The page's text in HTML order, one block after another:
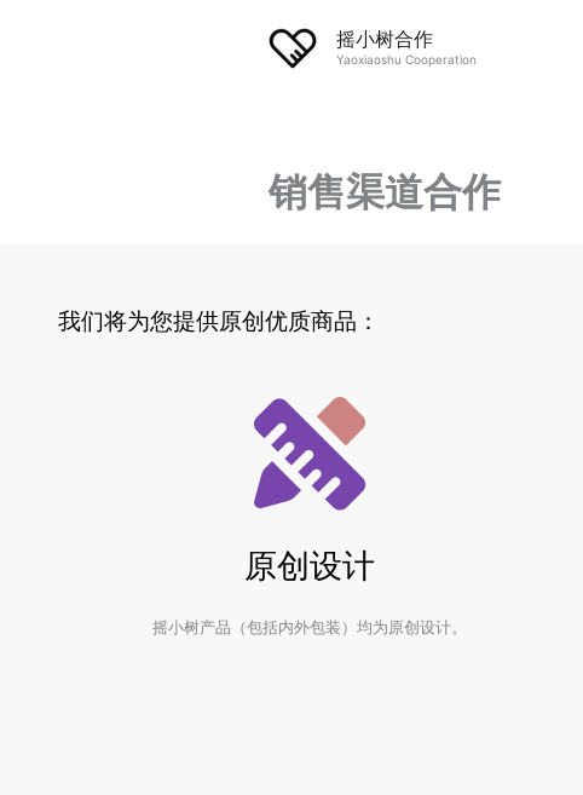
摇小树合作
Yaoxiaoshu Cooperation
销售渠道合作
我们将为您提供原创优质商品：
原创设计
摇小树产品（包括内外包装）均为原创设计。